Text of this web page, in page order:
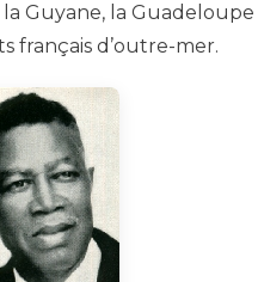
Guyane, la Guadeloupe
français d’outre-mer.